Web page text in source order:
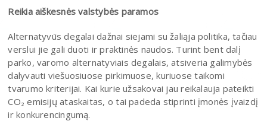
Reikia aiškesnės valstybės paramos
Alternatyvūs degalai dažnai siejami su žaliąja politika, tačiau
verslui jie gali duoti ir praktinės naudos. Turint bent dalį
parko, varomo alternatyviais degalais, atsiveria galimybės
dalyvauti viešuosiuose pirkimuose, kuriuose taikomi
tvarumo kriterijai. Kai kurie užsakovai jau reikalauja pateikti
CO₂ emisijų ataskaitas, o tai padeda stiprinti įmonės įvaizdį
ir konkurencingumą.